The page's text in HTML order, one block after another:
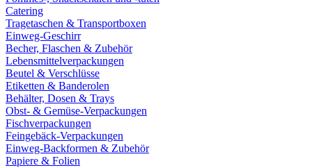
Catering
Tragetaschen & Transportboxen
Einweg-Geschirr
Becher, Flaschen & Zubehör
Lebensmittelverpackungen
Beutel & Verschlüsse
Etiketten & Banderolen
Behälter, Dosen & Trays
Obst- & Gemüse-Verpackungen
Fischverpackungen
Feingebäck-Verpackungen
Einweg-Backformen & Zubehör
Papiere & Folien